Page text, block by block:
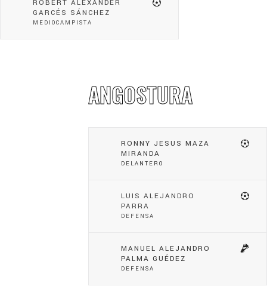
ROBERT ALEXANDER
GARCÉS SÁNCHEZ
MEDIOCAMPISTA
ANGOSTURA
RONNY JESUS MAZA
MIRANDA
DELANTERO
LUIS ALEJANDRO
PARRA
DEFENSA
MANUEL ALEJANDRO
PALMA GUÉDEZ
DEFENSA